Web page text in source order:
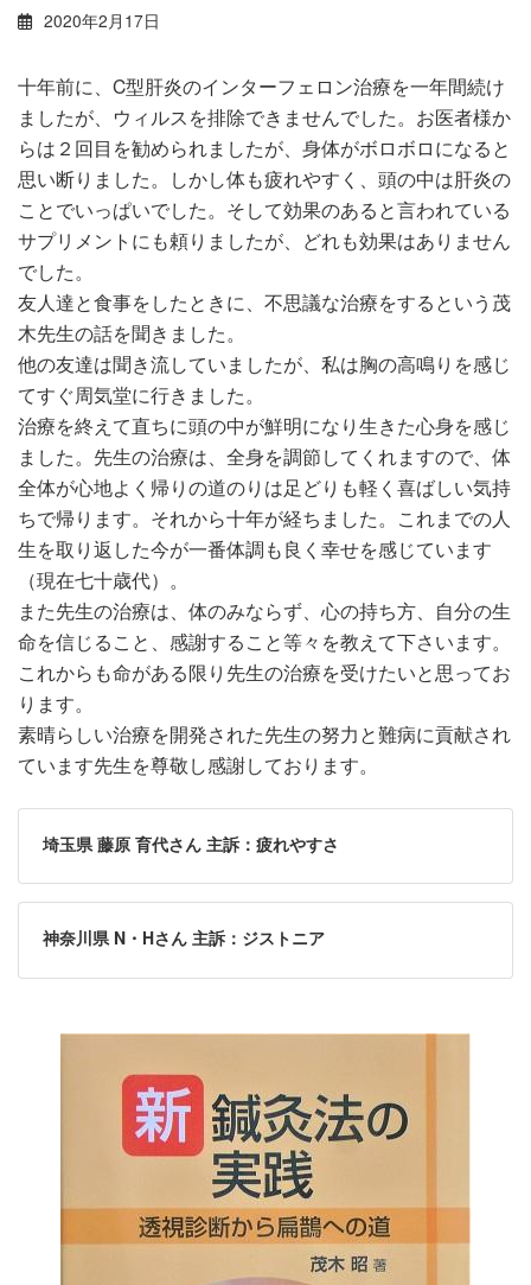
2020年2月17日
十年前に、C型肝炎のインターフェロン治療を一年間続け
ましたが、ウィルスを排除できませんでした。お医者様か
らは２回目を勧められましたが、身体がボロボロになると
思い断りました。しかし体も疲れやすく、頭の中は肝炎の
ことでいっぱいでした。そして効果のあると言われている
サプリメントにも頼りましたが、どれも効果はありません
でした。
友人達と食事をしたときに、不思議な治療をするという茂
木先生の話を聞きました。
他の友達は聞き流していましたが、私は胸の高鳴りを感じ
てすぐ周気堂に行きました。
治療を終えて直ちに頭の中が鮮明になり生きた心身を感じ
ました。先生の治療は、全身を調節してくれますので、体
全体が心地よく帰りの道のりは足どりも軽く喜ばしい気持
ちで帰ります。それから十年が経ちました。これまでの人
生を取り返した今が一番体調も良く幸せを感じています
（現在七十歳代）。
また先生の治療は、体のみならず、心の持ち方、自分の生
命を信じること、感謝すること等々を教えて下さいます。
これからも命がある限り先生の治療を受けたいと思ってお
ります。
素晴らしい治療を開発された先生の努力と難病に貢献され
ています先生を尊敬し感謝しております。
埼玉県 藤原 育代さん 主訴：疲れやすさ
神奈川県 N・Hさん 主訴：ジストニア